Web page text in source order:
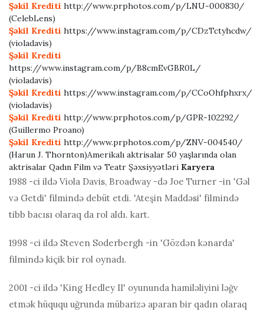
Şəkil Krediti http://www.prphotos.com/p/LNU-000830/
(CelebLens)
Şəkil Krediti https://www.instagram.com/p/CDzTctyhcdw/
(violadavis)
Şəkil Krediti
https://www.instagram.com/p/B8cmEvGBR0L/
(violadavis)
Şəkil Krediti https://www.instagram.com/p/CCoOhfphxrx/
(violadavis)
Şəkil Krediti http://www.prphotos.com/p/GPR-102292/
(Guillermo Proano)
Şəkil Krediti http://www.prphotos.com/p/ZNV-004540/
(Harun J. Thornton)Amerikalı aktrisalar 50 yaşlarında olan
aktrisalar Qadın Film və Teatr Şəxsiyyətləri Karyera
1988 -ci ildə Viola Davis, Broadway -də Joe Turner -in 'Gəl
və Getdi' filmində debüt etdi. 'Ateşin Maddəsi' filmində
tibb bacısı olaraq da rol aldı. kart.
1998 -ci ildə Steven Soderbergh -in 'Gözdən kənarda'
filmində kiçik bir rol oynadı.
2001 -ci ildə 'King Hedley II' oyununda hamiləliyini ləğv
etmək hüququ uğrunda mübarizə aparan bir qadın olaraq